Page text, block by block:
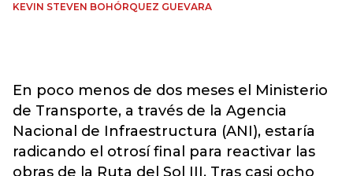
KEVIN STEVEN BOHÓRQUEZ GUEVARA
En poco menos de dos meses el Ministerio
de Transporte, a través de la Agencia
Nacional de Infraestructura (ANI), estaría
radicando el otrosí final para reactivar las
obras de la Ruta del Sol III. Tras casi ocho